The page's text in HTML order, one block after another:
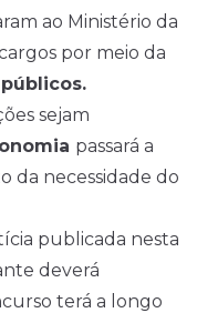
ao Ministério da
por meio da
públicos.
sejam
passará a
da necessidade do
publicada nesta
deverá
terá a longo